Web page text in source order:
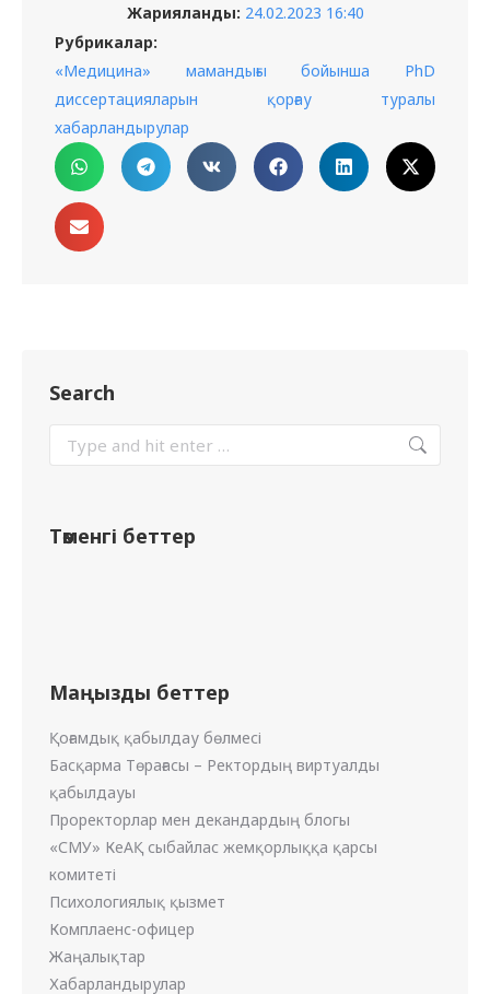
Жарияланды: 24.02.2023 16:40
Рубрикалар:
«Медицина» мамандығы бойынша PhD
диссертацияларын қорғау туралы
хабарландырулар
Search
Төменгі беттер
Маңызды беттер
Қоғамдық қабылдау бөлмесі
Басқарма Төрағасы – Ректордың виртуалды
қабылдауы
Проректорлар мен декандардың блогы
«СМУ» КеАҚ сыбайлас жемқорлыққа қарсы
комитеті
Психологиялық қызмет
Комплаенс-офицер
Жаңалықтар
Хабарландырулар